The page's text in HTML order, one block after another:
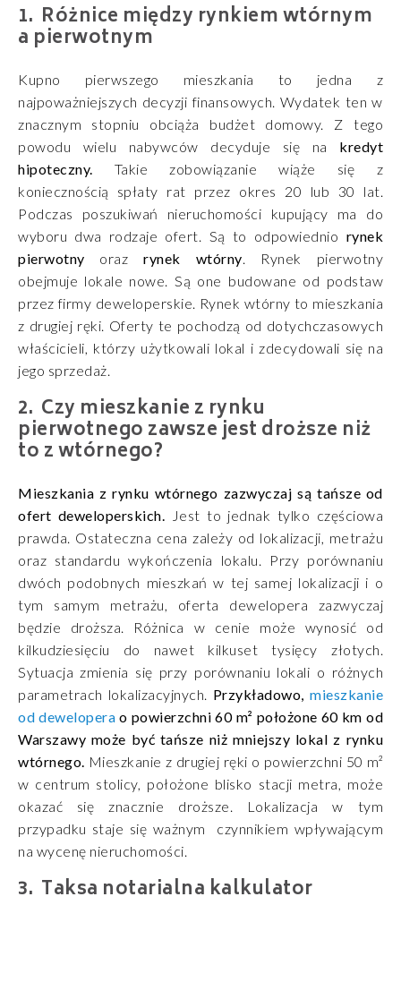
Różnice między rynkiem wtórnym
a pierwotnym
Kupno pierwszego mieszkania to jedna z
najpoważniejszych decyzji finansowych. Wydatek ten w
znacznym stopniu obciąża budżet domowy. Z tego
powodu wielu nabywców decyduje się na kredyt
hipoteczny.
Takie zobowiązanie wiąże się z
koniecznością spłaty rat przez okres 20 lub 30 lat.
Podczas poszukiwań nieruchomości kupujący ma do
wyboru dwa rodzaje ofert. Są to odpowiednio rynek
pierwotny orazrynek wtórny . Rynek pierwotny
obejmuje lokale nowe. Są one budowane od podstaw
przez firmy deweloperskie. Rynek wtórny to mieszkania
z drugiej ręki. Oferty te pochodzą od dotychczasowych
właścicieli, którzy użytkowali lokal i zdecydowali się na
jego sprzedaż.
Czy mieszkanie z rynku
pierwotnego zawsze jest droższe niż
to z wtórnego?
Mieszkania z rynku wtórnego zazwyczaj są tańsze od
ofert deweloperskich.
Jest to jednak tylko częściowa
prawda. Ostateczna cena zależy od lokalizacji, metrażu
oraz standardu wykończenia lokalu. Przy porównaniu
dwóch podobnych mieszkań w tej samej lokalizacji i o
tym samym metrażu, oferta dewelopera zazwyczaj
będzie droższa. Różnica w cenie może wynosić od
kilkudziesięciu do nawet kilkuset tysięcy złotych.
Sytuacja zmienia się przy porównaniu lokali o różnych
parametrach lokalizacyjnych. Przykładowo,mieszkanie
od dewelopera o powierzchni 60 m² położone 60 km od
Warszawy może być tańsze niż mniejszy lokal z rynku
wtórnego. Mieszkanie z drugiej ręki o powierzchni 50 m²
w centrum stolicy, położone blisko stacji metra, może
okazać się znacznie droższe. Lokalizacja w tym
przypadku staje się ważnym czynnikiem wpływającym
na wycenę nieruchomości.
Taksa notarialna kalkulator